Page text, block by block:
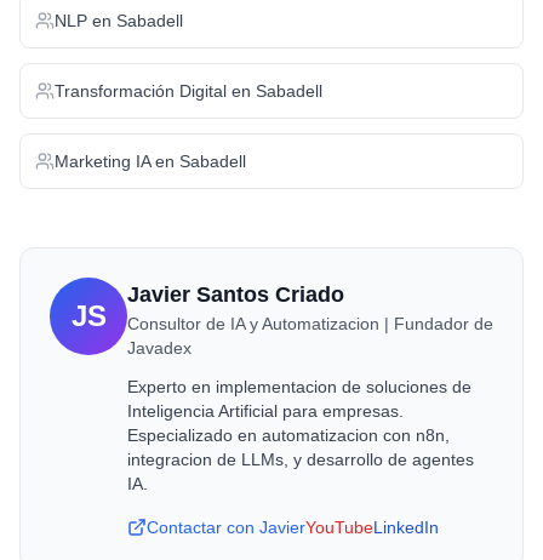
NLP en Sabadell
Transformación Digital en Sabadell
Marketing IAen Sabadell
JS
Javier Santos Criado
Consultor de IA y Automatizacion | Fundador de
Javadex
Experto en implementacion de soluciones de
Inteligencia Artificial para empresas.
Especializado en automatizacion con n8n,
integracion de LLMs, y desarrollo de agentes
IA.
Contactar con JavierYouTubeLinkedIn